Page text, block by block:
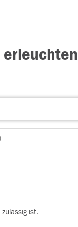
erleuchten
ist.